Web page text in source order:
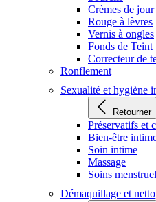
Crèmes de jour
Rouge à lèvres
Vernis à ongles
Fonds de Teint
Correcteur de
Ronflement
Sexualité et hygiène
Retourner
Préservatifs et
Bien-être
Soin intime
Massage
Soins
Démaquillage et